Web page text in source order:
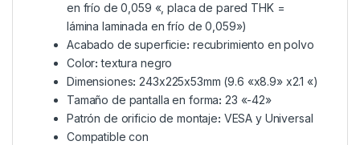
en frío de 0,059 «, placa de pared THK =
lámina laminada en frío de 0,059»)
Acabado de superficie: recubrimiento en polvo
Color: textura negro
Dimensiones: 243x225x53mm (9.6 «x8.9» x2.1 «)
Tamaño de pantalla en forma: 23 «-42»
Patrón de orificio de montaje: VESA y Universal
Compatible con